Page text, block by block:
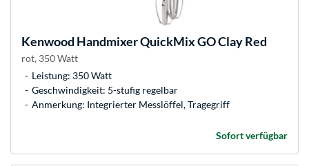
Kenwood Handmixer QuickMix GO Clay Red
rot, 350 Watt
Leistung: 350 Watt
Geschwindigkeit: 5-stufig regelbar
Anmerkung: Integrierter Messlöffel, Tragegriff
Sofort verfügbar